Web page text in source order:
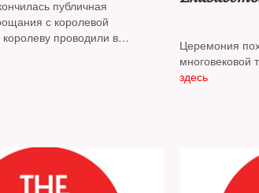
публичная
с королевой
проводили в
Церемония
многовековой
трансляция с
здесь